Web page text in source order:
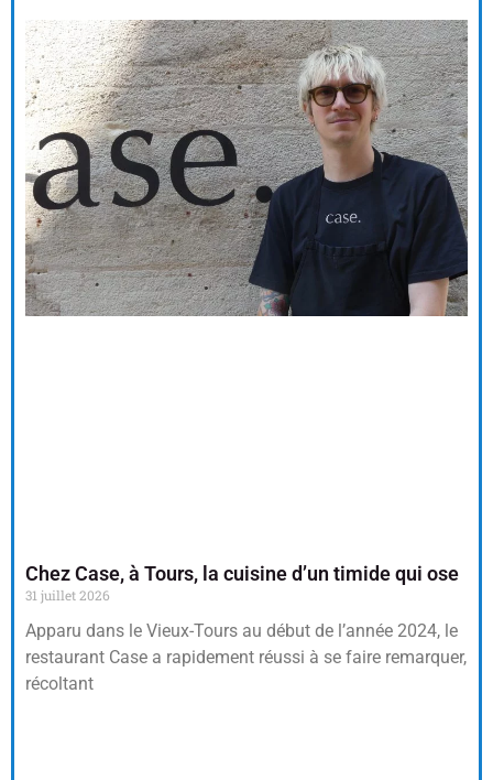
Chez Case, à Tours, la cuisine d’un timide qui ose
31 juillet 2026
Apparu dans le Vieux-Tours au début de l’année 2024, le
restaurant Case a rapidement réussi à se faire remarquer,
récoltant